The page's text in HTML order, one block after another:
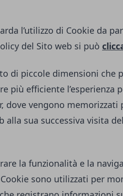
l’utilizzo di Cookie da
del Sito web si può
di piccole dimensioni che
più efficiente l’esperienza
dove vengono memorizzati
alla sua successiva visita
la funzionalità e la
sono utilizzati per